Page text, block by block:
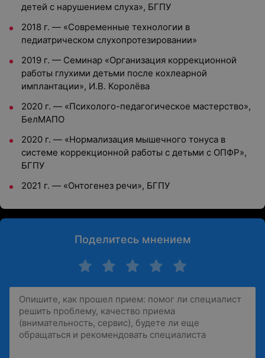
детей с нарушением слуха», БГПУ
2018 г. — «Современные технологии в
педиатрическом слухопротезировании»
2019 г. — Семинар «Организация коррекционной
работы глухими детьми после кохлеарной
имплантации», И.В. Королёва
2020 г. — «Психолого-педагогическое мастерство»,
БелМАПО
2020 г. — «Нормализация мышечного тонуса в
системе коррекционной работы с детьми с ОПФР»,
БГПУ
2021 г. — «Онтогенез речи», БГПУ
Поделитесь мнением